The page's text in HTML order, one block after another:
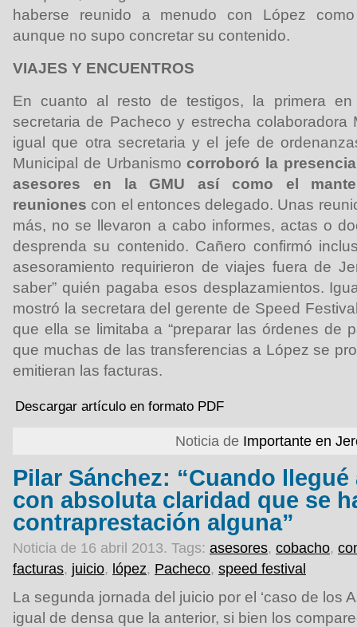
haberse reunido a menudo con López
aunque no supo concretar su contenido.
VIAJES Y ENCUENTROS
En cuanto al resto de testigos, la primera
secretaria de Pacheco y estrecha colaboradora
igual que otra secretaria y el jefe de
Municipal de Urbanismocorroboró la
asesores en la GMU así como el
reuniones con el entonces delegado. Unas
más, no se llevaron a cabo informes, actas o
desprenda su contenido. Cañero confirmó
asesoramiento requirieron de viajes fuera de
saber” quién pagaba esos desplazamientos.
mostró la secretara del gerente de Speed
que ella se limitaba a “preparar las órdenes de
que muchas de las transferencias a López se
emitieran las facturas.
Descargar artículo en formato PDF
Noticia de Importante en
Pilar Sánchez: “Cuando
con absoluta claridad que se
contraprestación alguna”
Noticia de 16 abril 2013. Tags: asesores, cobacho,
facturas, juicio, lópez, Pacheco, speed festival
La segunda jornada del juicio por el ‘caso de los
igual de densa que la anterior, si bien los